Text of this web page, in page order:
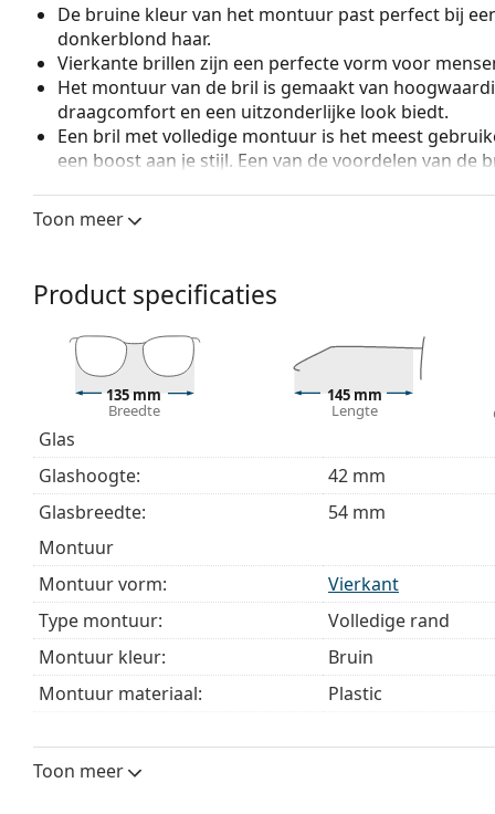
De bruine kleur van het montuur past perfect bij
donkerblond haar.
Vierkante brillen zijn een perfecte vorm voor
Het montuur van de bril is gemaakt van
draagcomfort en een uitzonderlijke look biedt.
Een bril met volledige montuur is het meest
een boost aan je stijl. Een van de voordelen van
Wij leveren de brillen in een originele hoes. De
Het meegeleverde doekje is ideaal voor het
modellen worden geleverd met een stoffen zakje in
Bekijk het volledige assortimentbrillen voor meer
bij het kiezen.
Het is een medisch hulpmiddel. Lees de instructies
Toon meer
Product specificaties
135 mm
Breedte
145 mm
Lengte
Glas
Glashoogte:
42 mm
Glasbreedte:
54 mm
montuur
Montuur vorm:
Vierkant
Type montuur:
Volledige rand
Montuur kleur:
Bruin
Montuur materiaal:
Plastic
Breedte:
Toon meer